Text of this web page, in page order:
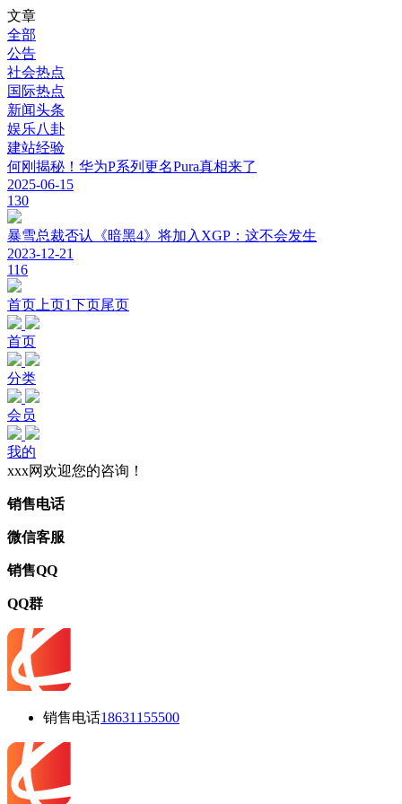
文章
全部
公告
社会热点
国际热点
新闻头条
娱乐八卦
建站经验
何刚揭秘！华为P系列更名Pura真相来了
2025-06-15
130
暴雪总裁否认《暗黑4》将加入XGP：这不会发生
2023-12-21
116
首页 上页1下页尾页
首页
分类
会员
我的
xxx网欢迎您的咨询！
销售电话
微信客服
销售QQ
QQ群
销售电话18631155500